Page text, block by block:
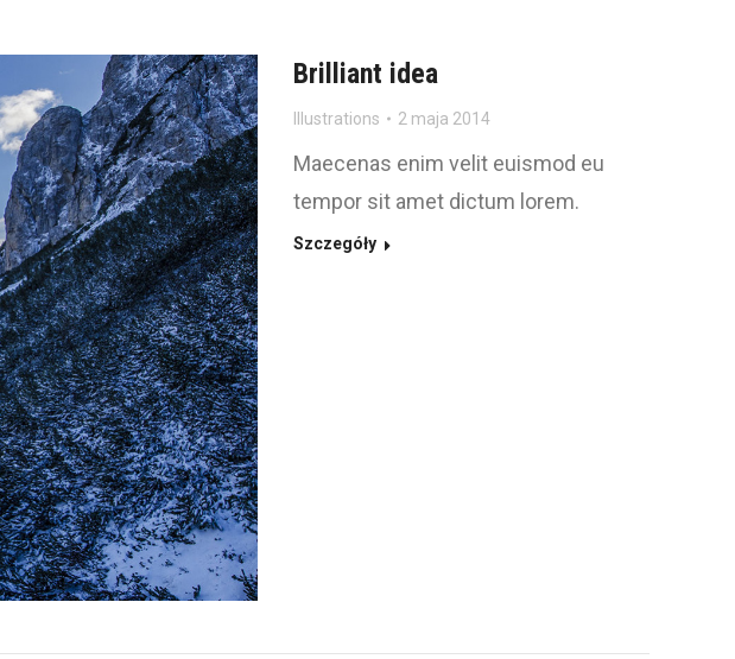
Brilliant idea
Illustrations 2 maja 2014
Maecenas enim velit euismod eu
tempor sit amet dictum lorem.
Szczegóły